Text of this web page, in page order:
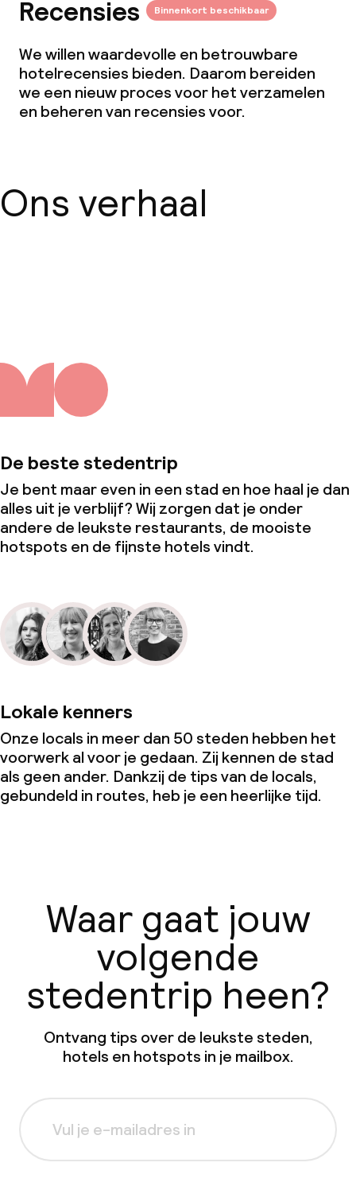
Recensies Binnenkort beschikbaar
We willen waardevolle en betrouwbare
hotelrecensies bieden. Daarom bereiden
we een nieuw proces voor het verzamelen
en beheren van recensies voor.
Ons verhaal
De beste stedentrip
Je bent maar even in een stad en hoe haal je dan
alles uit je verblijf? Wij zorgen dat je onder
andere de leukste restaurants, de mooiste
hotspots en de fijnste hotels vindt.
Lokale kenners
Onze locals in meer dan 50 steden hebben het
voorwerk al voor je gedaan. Zij kennen de stad
als geen ander. Dankzij de tips van de locals,
gebundeld in routes, heb je een heerlijke tijd.
Waar gaat jouw
volgende
stedentrip heen?
Ontvang tips over de leukste steden,
hotels en hotspots in je mailbox.